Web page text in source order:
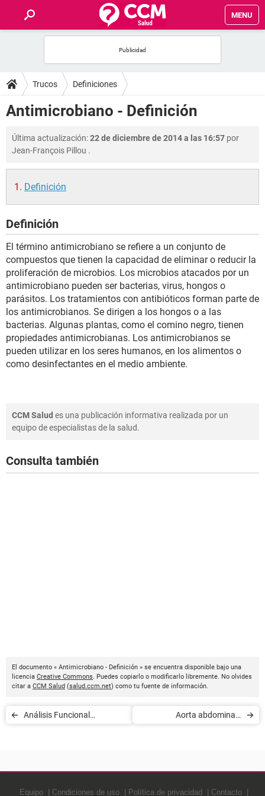
MENU
FOROS
SALUD
FAMILIA
NUTRICIÓN
SEXUALIDAD
GLOSARIO
Trucos Definiciones
Antimicrobiano - Definición
Última actualización:22 de diciembre de 2014 a las 16:57 por
Jean-François Pillou .
Definición
Definición
El término antimicrobiano se refiere a un conjunto de
compuestos que tienen la capacidad de eliminar o reducir la
proliferación de microbios. Los microbios atacados por un
antimicrobiano pueden ser bacterias, virus, hongos o
parásitos. Los tratamientos con antibióticos forman parte de
los antimicrobianos. Se dirigen a los hongos o a las
bacterias. Algunas plantas, como el comino negro, tienen
propiedades antimicrobianas. Los antimicrobianos se
pueden utilizar en los seres humanos, en los alimentos o
como desinfectantes en el medio ambiente.
CCM Salud es una publicación informativa realizada por un
equipo de especialistas de la salud.
Consulta también
El documento « Antimicrobiano - Definición » se encuentra disponible bajo una
licencia Creative Commons. Puedes copiarlo o modificarlo libremente. No olvides
citar a CCM Salud (salud.ccm.net) como tu fuente de información.
Análisis Funcional
Aorta abdominal -
Equipo Condiciones de uso Política de privacidad Contacto